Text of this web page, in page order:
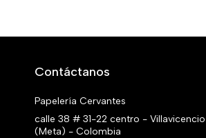
Contáctanos
Papelería Cervantes
calle 38 # 31-22 centro - Villavicencio
(Meta) - Colombia